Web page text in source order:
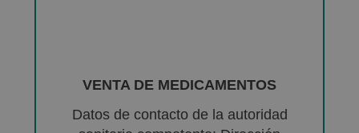
VENTA DE MEDICAMENTOS
Datos de contacto de la autoridad